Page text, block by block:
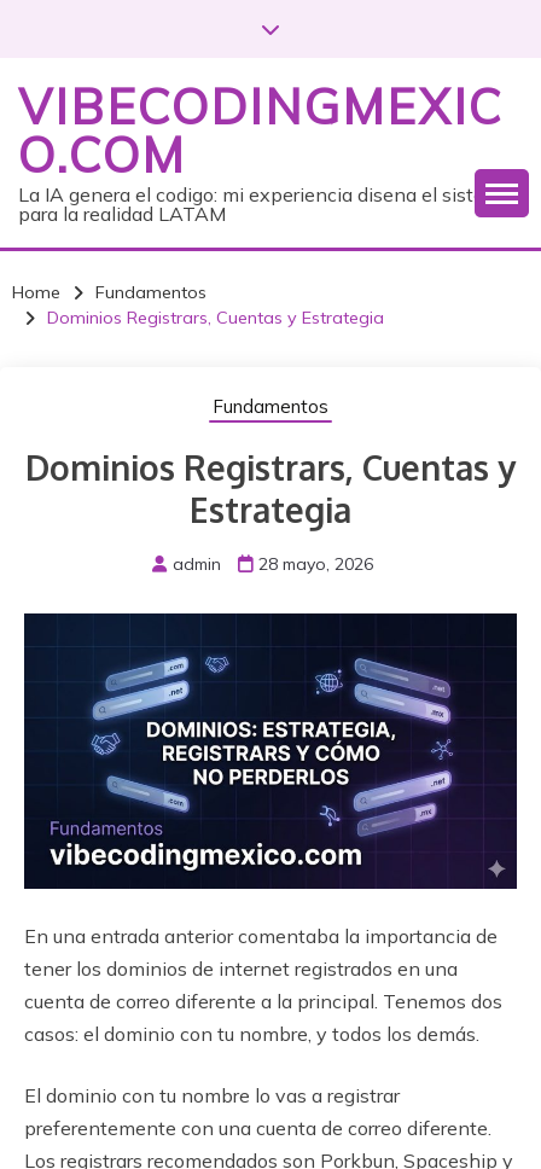
n
VIBECODINGMEXIC
O.COM
La IA genera el codigo: mi experiencia disena el sistema
para la realidad LATAM
Home
Fundamentos
Dominios Registrars, Cuentas y Estrategia
Fundamentos
Dominios Registrars, Cuentas y
Estrategia
admin 28 mayo, 2026
En una entrada anterior comentaba la importancia de
tener los dominios de internet registrados en una
cuenta de correo diferente a la principal. Tenemos dos
casos: el dominio con tu nombre, y todos los demás.
El dominio con tu nombre lo vas a registrar
preferentemente con una cuenta de correo diferente.
Los registrars recomendados son Porkbun, Spaceship y